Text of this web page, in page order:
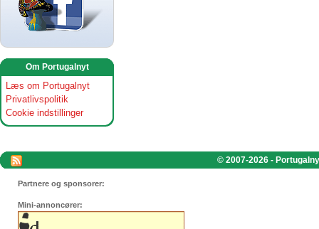
Om Portugalnyt
Læs om Portugalnyt
Privatlivspolitik
Cookie indstillinger
© 2007-2026 -
Partnere og sponsorer:
Mini-annoncører: